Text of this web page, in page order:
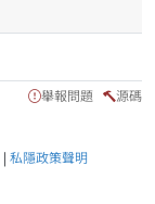
舉報問題 源碼
| 私隱政策聲明